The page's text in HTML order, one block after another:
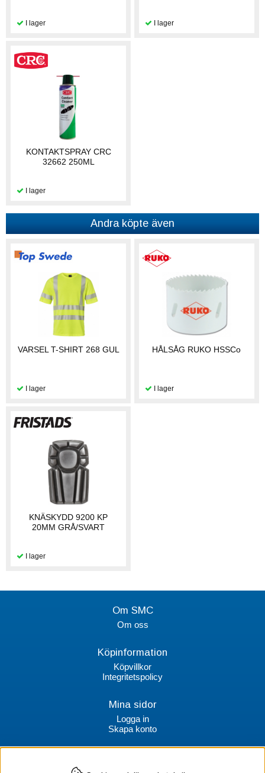
KONTAKTSPRAY CRC
32662 250ML
Andra köpte även
VARSEL T-SHIRT 268 GUL HÅLSÅG RUKO HSSCo
KNÄSKYDD 9200 KP
20MM GRÅ/SVART
Om SMC
Om oss
Köpinformation
Köpvillkor
Integritetspolicy
Mina sidor
Logga in
Skapa konto